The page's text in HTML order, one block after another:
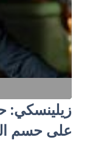
زيلينسكي:
على حسم